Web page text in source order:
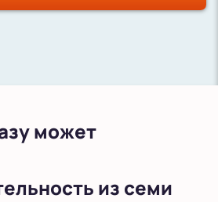
может
из семи